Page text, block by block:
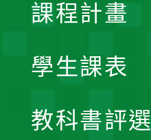
課程計畫
學生課表
教科書評選